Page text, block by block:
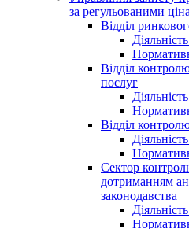
за регульованими
Відділ
Відділ
послуг
Відділ
Сектор
дотриманням
законодавства